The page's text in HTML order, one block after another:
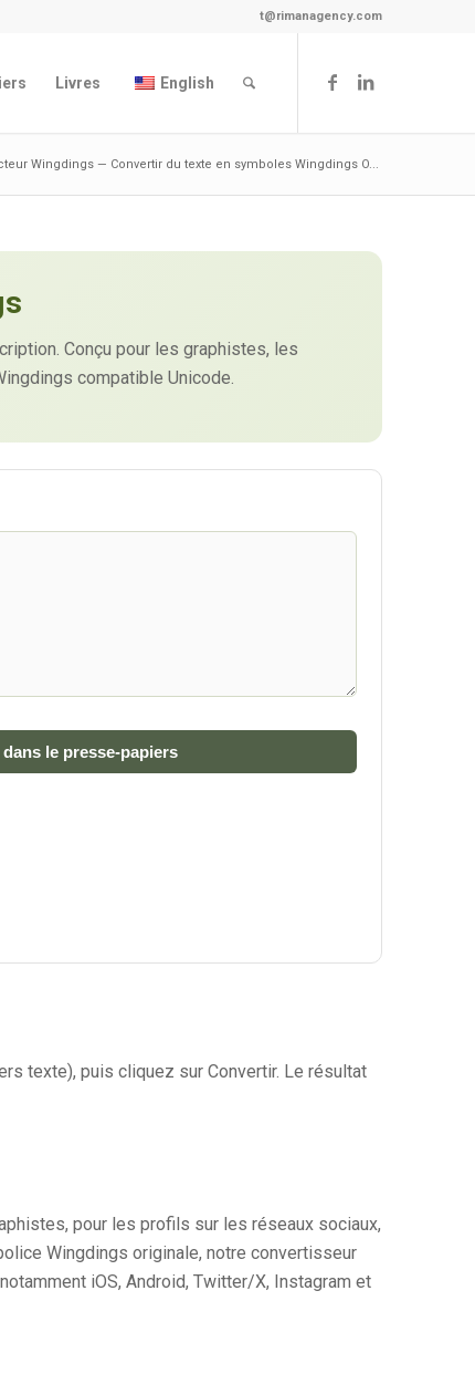
t@rimanagency.com
Livres English
Wingdings — Convertir du texte en symboles Wingdings O...
Conçu pour les graphistes, les
compatible Unicode.
le presse-papiers
texte), puis cliquez sur Convertir. Le résultat
pour les profils sur les réseaux sociaux,
Wingdings originale, notre convertisseur
iOS, Android, Twitter/X, Instagram et